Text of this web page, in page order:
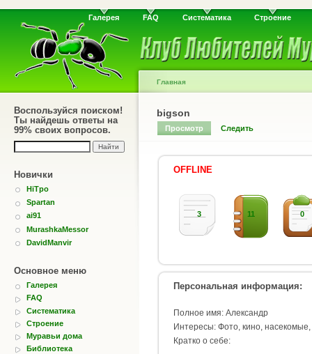
Галерея FAQ Систематика Строение
Воспользуйся поиском!
Ты найдешь ответы на
99% своих вопросов.
Новички
HiTpo
Spartan
ai91
MurashkaMessor
DavidManvir
Основное меню
Галерея
FAQ
Систематика
Строение
Муравьи дома
Библиотека
Главная
bigson
Просмотр Следить
OFFLINE
3 11 0
Персональная информация:
Полное имя: Александр
Интересы: Фото, кино,
Кратко о себе: